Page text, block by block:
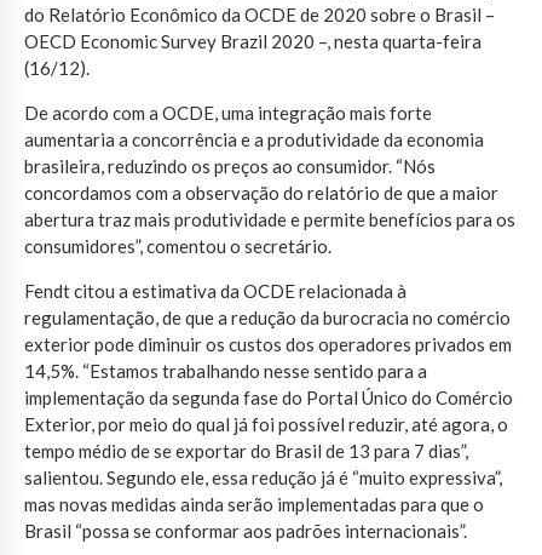
do Relatório Econômico da OCDE de 2020 sobre o Brasil –
OECD Economic Survey Brazil 2020 –, nesta quarta-feira
(16/12).
De acordo com a OCDE, uma integração mais forte
aumentaria a concorrência e a produtividade da economia
brasileira, reduzindo os preços ao consumidor. “Nós
concordamos com a observação do relatório de que a maior
abertura traz mais produtividade e permite benefícios para os
consumidores”, comentou o secretário.
Fendt citou a estimativa da OCDE relacionada à
regulamentação, de que a redução da burocracia no comércio
exterior pode diminuir os custos dos operadores privados em
14,5%. “Estamos trabalhando nesse sentido para a
implementação da segunda fase do Portal Único do Comércio
Exterior, por meio do qual já foi possível reduzir, até agora, o
tempo médio de se exportar do Brasil de 13 para 7 dias”,
salientou. Segundo ele, essa redução já é “muito expressiva”,
mas novas medidas ainda serão implementadas para que o
Brasil “possa se conformar aos padrões internacionais”.